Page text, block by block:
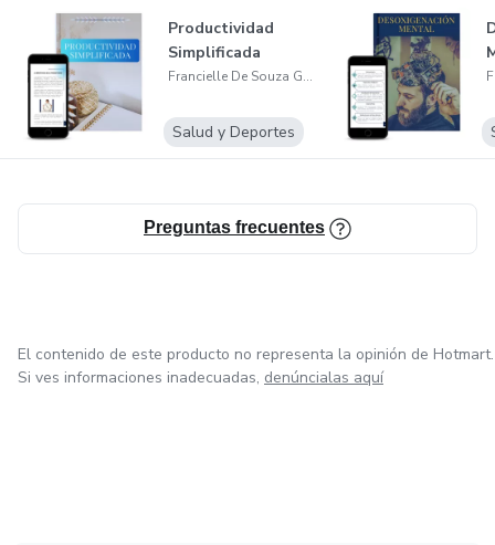
Productividad
Simplificada
Francielle De Souza Guglielmi
Salud y Deportes
Preguntas frecuentes
El contenido de este producto no representa la opinión de Hotmart.
Si ves informaciones inadecuadas, denúncialas aquí